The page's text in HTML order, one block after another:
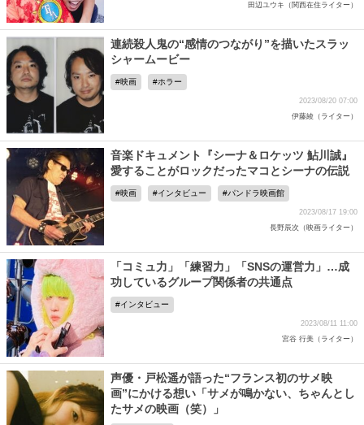
田辺ユウキ（関西在住ライター）
連続殺人鬼の“感情のつながり”を描いたスラッ
シャームービー
映画 ホラー
2023/08/20 07:00
伊藤綾（ライター）
音楽ドキュメント『シーナ＆ロケッツ 鮎川誠』
愛することがロックだったマコとシーナの伝説
映画 インタビュー パンドラ映画館
2023/08/17 19:00
長野辰次（映画ライター）
「コミュ力」「練習力」「SNSの運営力」…成
功しているグループ関係者の共通点
インタビュー
2023/08/11 11:00
宮谷 行美（ライター）
声優・戸松遥が語った“フランス初のサメ映
画”にかける想い「サメが鳴かない、ちゃんとし
たサメの映画（笑）」